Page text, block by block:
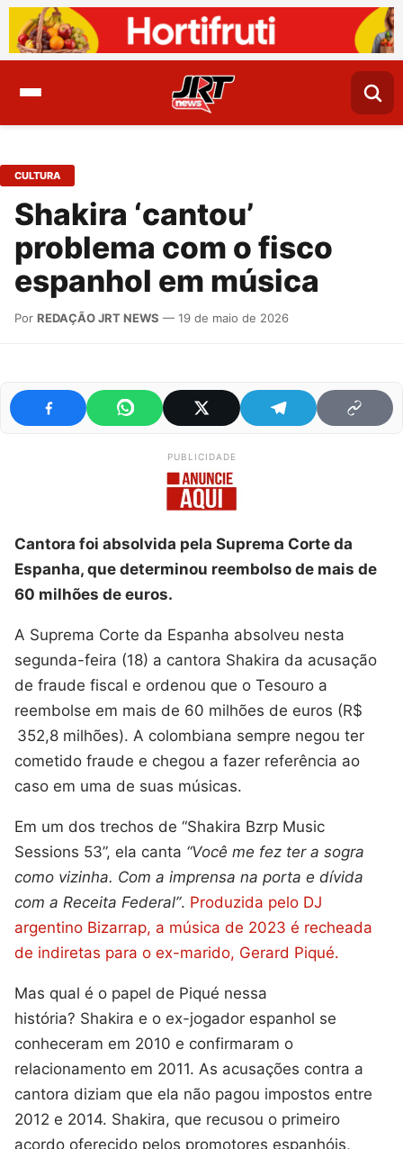
CULTURA
Shakira ‘cantou’
problema com o fisco
espanhol em música
Por REDAÇÃO JRT NEWS — 19 de maio de 2026
PUBLICIDADE
Cantora foi absolvida pela Suprema Corte da
Espanha, que determinou reembolso de mais de
60 milhões de euros.
A Suprema Corte da Espanha absolveu nesta
segunda-feira (18) a cantora Shakira da acusação
de fraude fiscal e ordenou que o Tesouro a
reembolse em mais de 60 milhões de euros (R$
352,8 milhões). A colombiana sempre negou ter
cometido fraude e chegou a fazer referência ao
caso em uma de suas músicas.
Em um dos trechos de “Shakira Bzrp Music
Sessions 53”, ela canta “Você me fez ter a sogra
como vizinha. Com a imprensa na porta e dívida
com a Receita Federal”. Produzida pelo DJ
argentino Bizarrap, a música de 2023 é recheada
de indiretas para o ex-marido, Gerard Piqué.
Mas qual é o papel de Piqué nessa
história? Shakira e o ex-jogador espanhol se
conheceram em 2010 e confirmaram o
relacionamento em 2011. As acusações contra a
cantora diziam que ela não pagou impostos entre
2012 e 2014. Shakira, que recusou o primeiro
acordo oferecido pelos promotores espanhóis,